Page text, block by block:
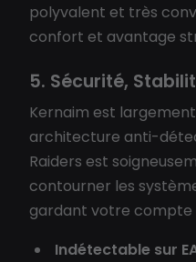
polyvalent et très
confort et avantage
5. Sécurité,
Kernaim est
architecture anti-
Raiders est
contourner les
gardant votre compte
Indétectable sur